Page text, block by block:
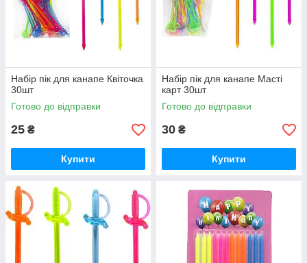
Набір пік для канапе Квіточка
30шт
Готово до відправки
25 ₴
Купити
Набір пік для канапе Масті
карт 30шт
Готово до відправки
30 ₴
Купити